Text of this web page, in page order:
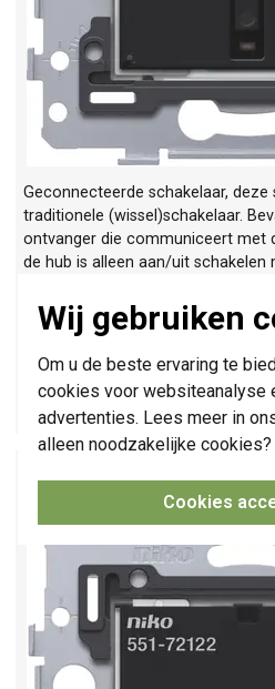
Wij gebruiken
Om u de beste ervaring te
cookies voor websiteanalyse
advertenties. Lees meer in
alleen noodzakelijke cookies?
Cookies
Geconnecteerde schakelaar, deze
traditionele (wissel)schakelaar.
ontvanger die communiceert met
de hub is alleen aan/uit schakelen
Verwachte levertijd:Voor 21u
58,95 -
voudig (551-72112)